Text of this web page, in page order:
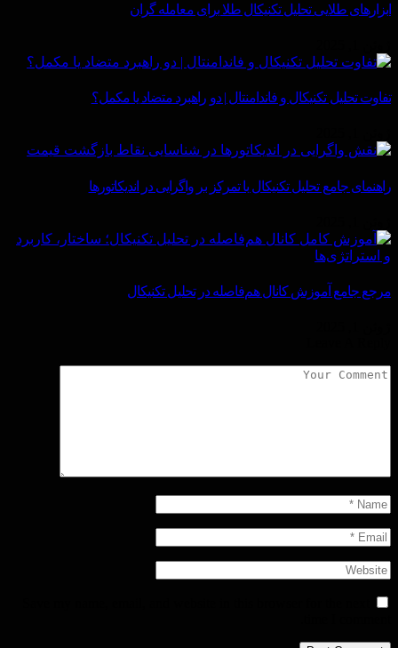
ابزارهای طلایی تحلیل تکنیکال طلا برای معامله گران
تفاوت تحلیل تکنیکال و فاندامنتال | دو راهبرد متضاد یا مکمل؟
راهنمای جامع تحلیل تکنیکال با تمرکز بر واگرایی در اندیکاتورها
مرجع جامع آموزش کانال هم‌فاصله در تحلیل تکنیکال